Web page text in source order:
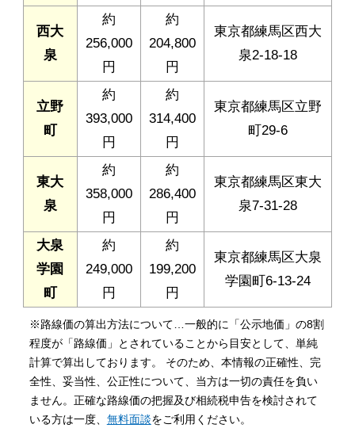
西大
泉
約
256,000
円
約
204,800
円
東京都練馬区西大
泉2-18-18
立野
町
約
393,000
円
約
314,400
円
東京都練馬区立野
町29-6
東大
泉
約
358,000
円
約
286,400
円
東京都練馬区東大
泉7-31-28
大泉
学園
町
約
249,000
円
約
199,200
円
東京都練馬区大泉
学園町6-13-24
※路線価の算出方法について…一般的に「公示地価」の8割
程度が「路線価」とされていることから目安として、単純
計算で算出しております。 そのため、本情報の正確性、完
全性、妥当性、公正性について、当方は一切の責任を負い
ません。正確な路線価の把握及び相続税申告を検討されて
いる方は一度、 無料面談をご利用ください。